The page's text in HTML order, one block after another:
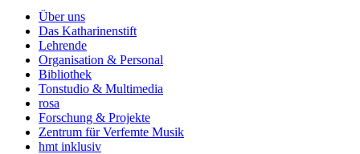
Über uns
Das Katharinenstift
Lehrende
Organisation & Personal
Bibliothek
Tonstudio & Multimedia
rosa
Forschung & Projekte
Zentrum für Verfemte Musik
hmt inklusiv